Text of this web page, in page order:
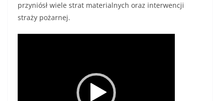
przyniósł wiele strat materialnych oraz interwencji
straży pożarnej.